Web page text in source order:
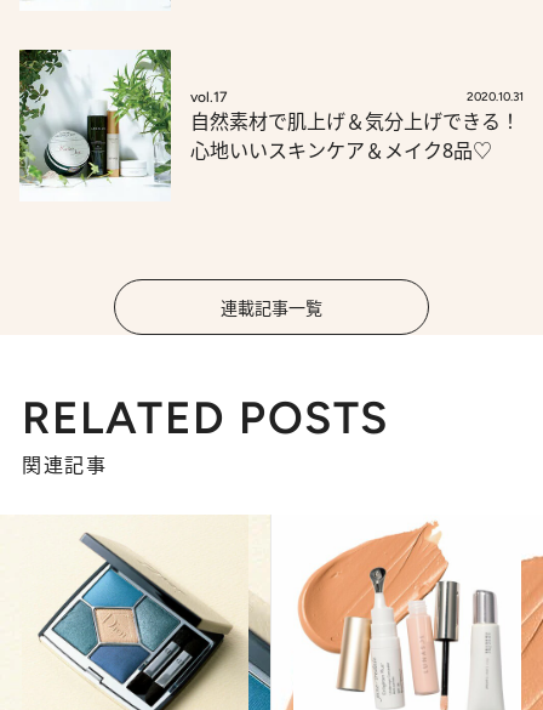
vol.17 2020.10.31
自然素材で肌上げ＆気分上げできる！
心地いいスキンケア＆メイク8品♡
連載記事一覧
RELATED POSTS
関連記事